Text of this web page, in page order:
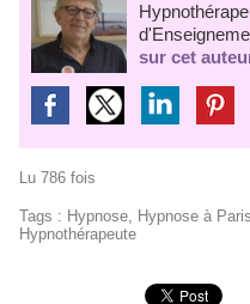
sur cet
Lu 786 fois
Tags : Hypnose, Hypnose à Paris
Hypnothérapeute